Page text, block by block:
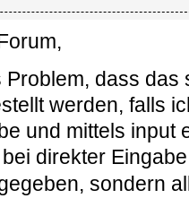
Problem, dass
werden, falls
und mittels input
bei direkter
sondern